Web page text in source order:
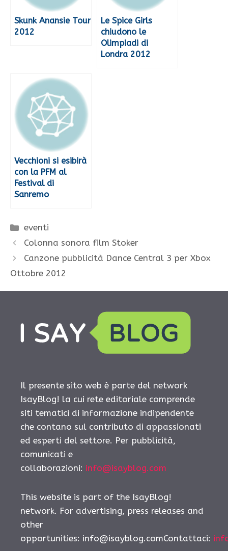
Skunk Anansie Tour
2012
Le Spice Girls
chiudono le
Olimpiadi di
Londra 2012
Vecchioni si esibirà
con la PFM al
Festival di
Sanremo
Categorie
eventi
Colonna sonora film Stoker
Canzone pubblicità Dance Central 3 per Xbox
Ottobre 2012
Il presente sito web è parte del network
IsayBlog! la cui rete editoriale comprende
siti tematici di informazione indipendente
che contano sul contributo di appassionati
ed esperti del settore. Per pubblicità,
comunicati e
collaborazioni: info@isayblog.com
This website is part of the IsayBlog!
network. For advertising, press releases and
other
opportunities: info@isayblog.comContattaci: